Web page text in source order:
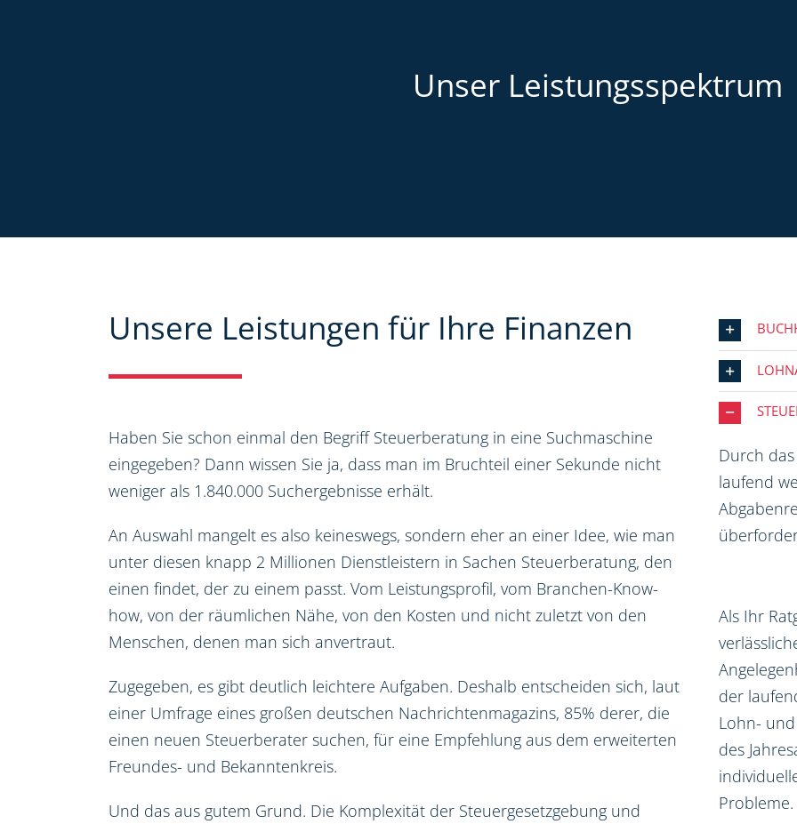
Unser Leistungsspektrum
Unsere Leistungen für Ihre Finanzen
Haben Sie schon einmal den Begriff Steuerberatung in eine Suchmaschine
eingegeben? Dann wissen Sie ja, dass man im Bruchteil einer Sekunde nicht
weniger als 1.840.000 Suchergebnisse erhält.
An Auswahl mangelt es also keineswegs, sondern eher an einer Idee, wie man
unter diesen knapp 2 Millionen Dienstleistern in Sachen Steuerberatung, den
einen findet, der zu einem passt. Vom Leistungsprofil, vom Branchen-Know-
how, von der räumlichen Nähe, von den Kosten und nicht zuletzt von den
Menschen, denen man sich anvertraut.
Zugegeben, es gibt deutlich leichtere Aufgaben. Deshalb entscheiden sich, laut
einer Umfrage eines großen deutschen Nachrichtenmagazins, 85% derer, die
einen neuen Steuerberater suchen, für eine Empfehlung aus dem erweiterten
Freundes- und Bekanntenkreis.
Und das aus gutem Grund. Die Komplexität der Steuergesetzgebung und
Durch
laufend
Als Ihr
der
Lohn-
des
Probleme.